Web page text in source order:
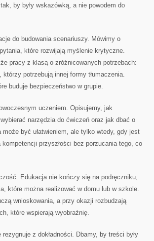
by były wskazówką, a nie powodem do
do budowania scenariuszy. Mówimy o
które rozwijają myślenie krytyczne.
pracy z klasą o zróżnicowanych potrzebach:
potrzebują innej formy tłumaczenia.
buduje bezpieczeństwo w grupie.
uczeniem. Opisujemy, jak
narzędzia do ćwiczeń oraz jak dbać o
być ułatwieniem, ale tylko wtedy, gdy jest
przyszłości bez porzucania tego, co
Edukacja nie kończy się na podręczniku,
które można realizować w domu lub w szkole.
wnioskowania, a przy okazji rozbudzają
które wspierają wyobraźnię.
z dokładności. Dbamy, by treści były